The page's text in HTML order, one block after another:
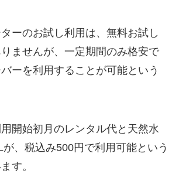
ーのお試し利用は、無料お試し
ませんが、一定期間のみ格安で
ーを利用することが可能という
開始初月のレンタル代と天然水
、税込み500円で利用可能という
す。